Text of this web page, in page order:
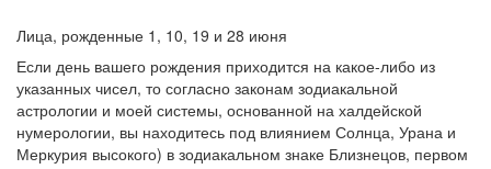
Лица, рожденные 1, 10, 19 и 28 июня
Если день вашего рождения приходится на какое-либо из
указанных чисел, то согласно законам зодиакальной
астрологии и моей системы, основанной на халдейской
нумерологии, вы находитесь под влиянием Солнца, Урана и
Меркурия высокого) в зодиакальном знаке Близнецов, первом